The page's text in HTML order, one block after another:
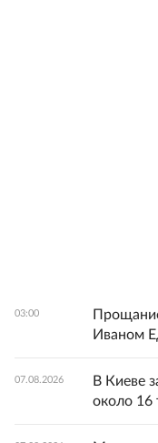
03:00
Иваном
07.08.2026
В Киеве
около 16